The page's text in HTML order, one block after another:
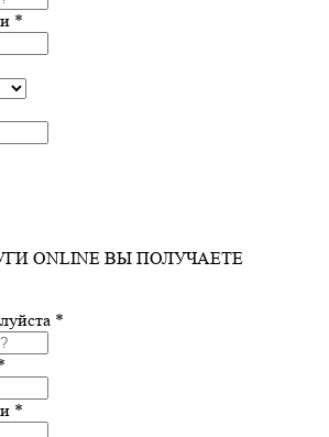
*
ONLINE ВЫ ПОЛУЧАЕТЕ
*
*